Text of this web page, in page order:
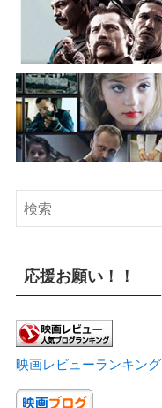
応援お願い！！
映画レビューランキング